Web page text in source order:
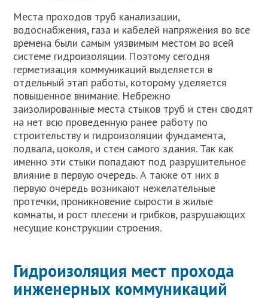
Места проходов труб канализации,
водоснабжения, газа и кабелей напряжения во все
времена были самым уязвимым местом во всей
системе гидроизоляции. Поэтому сегодня
герметизация коммуникаций выделяется в
отдельный этап работы, которому уделяется
повышенное внимание. Небрежно
заизолированные места стыков труб и стен сводят
на нет всю проведенную ранее работу по
строительству и гидроизоляции фундамента,
подвала, цоколя, и стен самого здания. Так как
именно эти стыки попадают под разрушительное
влияние в первую очередь. А также от них в
первую очередь возникают нежелательные
протечки, проникновение сырости в жилые
комнаты, и рост плесени и грибков, разрушающих
несущие конструкции строения.
Гидроизоляция мест прохода
инженерных коммуникаций